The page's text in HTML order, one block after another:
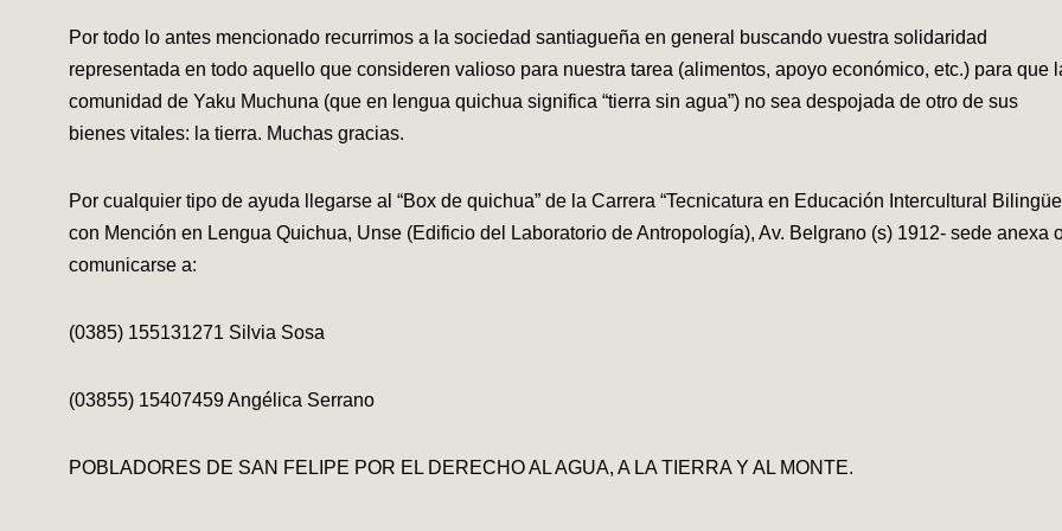
Por todo lo antes mencionado recurrimos a la sociedad santiagueña en general buscando vuestra solidaridad
representada en todo aquello que consideren valioso para nuestra tarea (alimentos, apoyo económico, etc.) para que
comunidad de Yaku Muchuna (que en lengua quichua significa “tierra sin agua”) no sea despojada de otro de sus
bienes vitales: la tierra. Muchas gracias.
Por cualquier tipo de ayuda llegarse al “Box de quichua” de la Carrera “Tecnicatura en Educación Intercultural Bilingüe
con Mención en Lengua Quichua, Unse (Edificio del Laboratorio de Antropología), Av. Belgrano (s) 1912- sede anexa
comunicarse a:
(0385) 155131271 Silvia Sosa
(03855) 15407459 Angélica Serrano
POBLADORES DE SAN FELIPE POR EL DERECHO AL AGUA, A LA TIERRA Y AL MONTE.